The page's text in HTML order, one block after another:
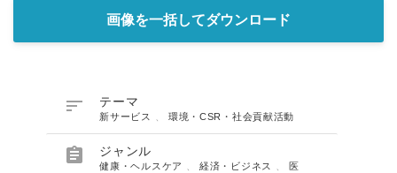
画像を一括してダウンロード
 テーマ
新サービス 環境・CSR・社会貢献活動
 ジャンル
健康・ヘルスケア 、経済・ビジネス
医